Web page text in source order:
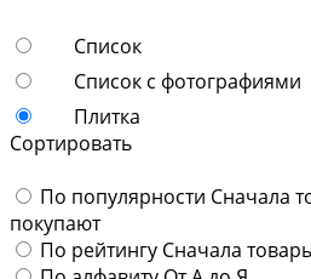
Список
Список с фотографиями
Плитка
Сортировать
По популярности Сначала
покупают
По рейтингу Сначала